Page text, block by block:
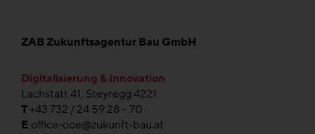
ZAB Zukunftsagentur Bau GmbH
Digitalisierung & Innovation
Lachstatt 41, Steyregg 4221
T+43 732 / 24 59 28 – 70
E office-ooe@zukunft-bau.at